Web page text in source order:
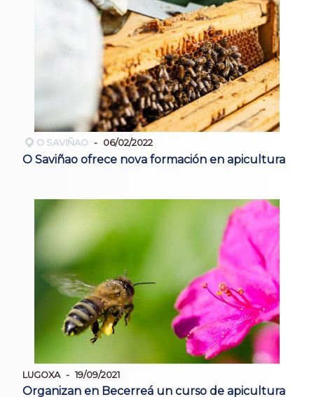
O SAVIÑAO 06/02/2022
O Saviñao ofrece nova formación en apicultura
LUGOXA 19/09/2021
Organizan en Becerreá un curso de apicultura